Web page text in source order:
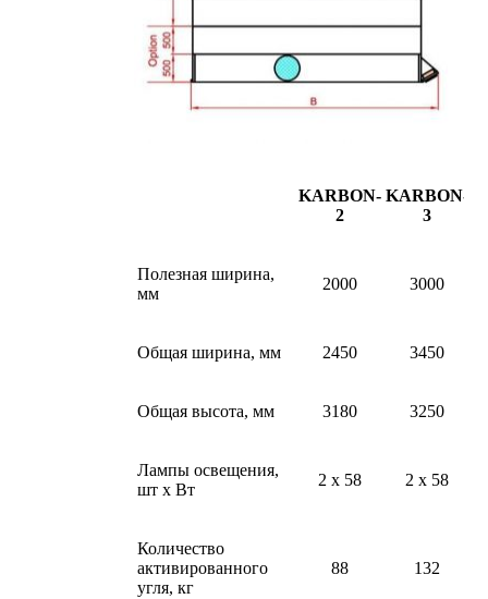
KARBON-
2
KARBON-
3
Полезная ширина,
мм
2000 3000
Общая ширина, мм 2450 3450
Общая высота, мм 3180 3250
Лампы освещения,
шт х Вт
2 х 58 2 х 58
Количество
активированного
угля, кг
88 132